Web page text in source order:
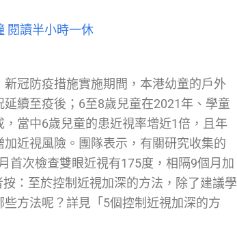
閱讀半小時一休
新冠防疫措施實施期間，本港幼童的戶外
續至疫後；6至8歲兒童在2021年、學童
，當中6歲兒童的患近視率增近1倍，且年
近視風險。團隊表示，有關研究收集的
首次檢查雙眼近視有175度，相隔9個月加
：至於控制近視加深的方法，除了建議學
方法呢？詳見「5個控制近視加深的方